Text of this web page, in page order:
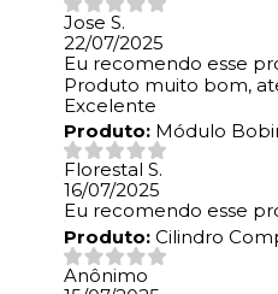
Jose S.
22/07/2025
Eu recomendo esse
Produto muito bom,
Excelente
Produto: Módulo
Florestal S.
16/07/2025
Eu recomendo esse
Produto: Cilindro
Anônimo